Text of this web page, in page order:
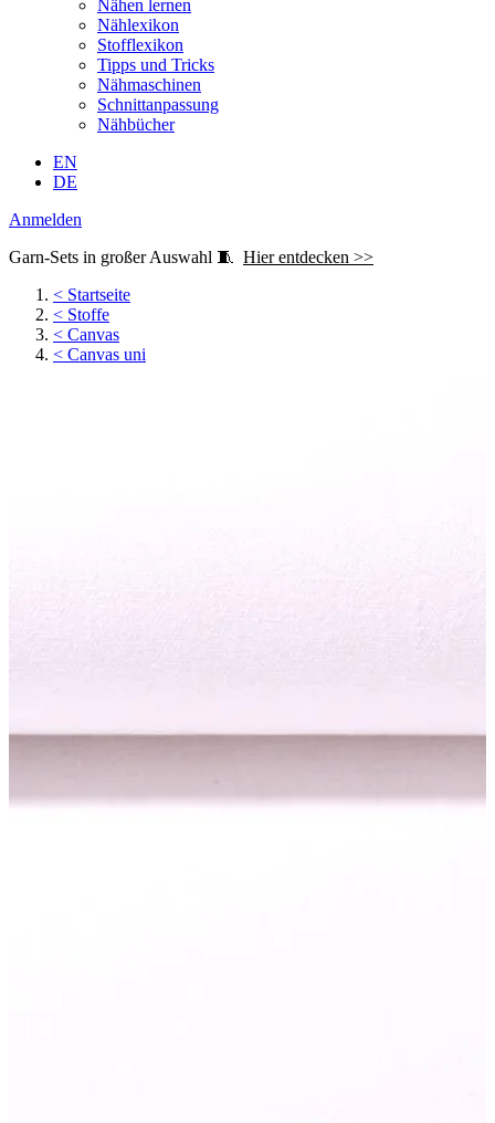
Nähen lernen
Nählexikon
Stofflexikon
Tipps und Tricks
Nähmaschinen
Schnittanpassung
Nähbücher
EN
DE
Anmelden
Garn-Sets in großer Auswahl 🧵 Hier entdecken >>
< Startseite
< Stoffe
< Canvas
< Canvas uni